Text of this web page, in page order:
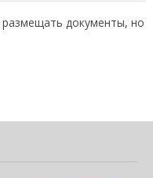
документы, но